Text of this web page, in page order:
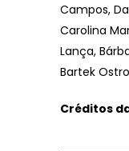
Campos,
Carolina
Lança,
Bartek
Créditos